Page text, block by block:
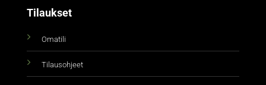
Tilaukset
Omatili
Tilausohjeet